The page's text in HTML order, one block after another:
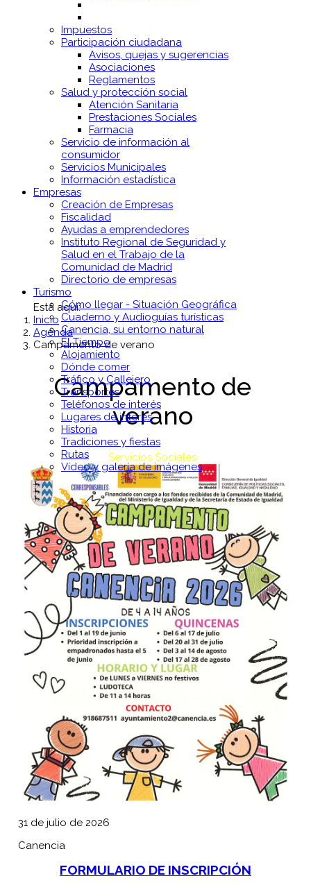
Impuestos
Participación ciudadana
Avisos, quejas y sugerencias
Asociaciones
Reglamentos
Salud y protección social
Atención Sanitaria
Prestaciones Sociales
Farmacia
Servicio de información al
consumidor
Servicios Municipales
Información estadística
Empresas
Creación de Empresas
Fiscalidad
Ayudas a emprendedores
Instituto Regional de Seguridad y
Salud en el Trabajo de la
Comunidad de Madrid
Directorio de empresas
Turismo
Cómo llegar - Situación Geográfica
Cuaderno y Audioguías turísticas
Canencia, su entorno natural
El Tiempo
Alojamiento
Dónde comer
Tráfico y Callejero
Transportes
Teléfonos de interés
Lugares de interés
Historia
Tradiciones y fiestas
Rutas
Vídeo y galería de imágenes
Está aquí:
Inicio
Agenda
Campamento de verano
Campamento de
verano
Servicios Sociales
31 de julio de 2026
Canencia
FORMULARIO DE INSCRIPCIÓN